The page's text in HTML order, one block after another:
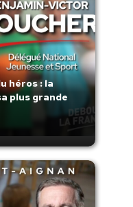
héros : la
plus grande